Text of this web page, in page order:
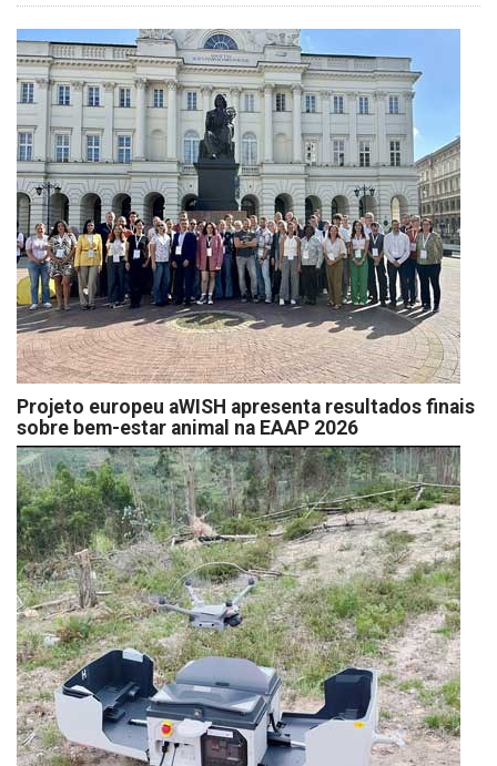
Projeto europeu aWISH apresenta resultados finais
sobre bem-estar animal na EAAP 2026